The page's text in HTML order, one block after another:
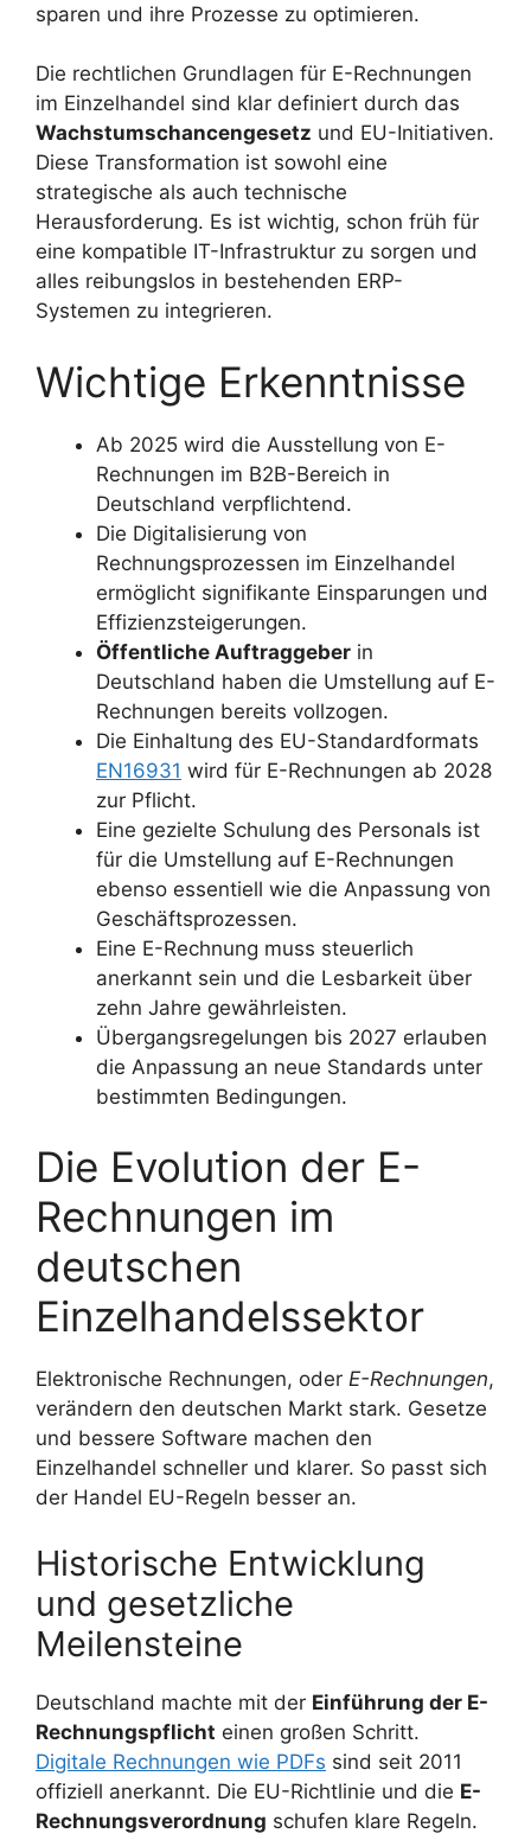
sparen und ihre Prozesse zu optimieren.
Die rechtlichen Grundlagen für E-Rechnungen
im Einzelhandel sind klar definiert durch das
Wachstumschancengesetz und EU-Initiativen.
Diese Transformation ist sowohl eine
strategische als auch technische
Herausforderung. Es ist wichtig, schon früh für
eine kompatible IT-Infrastruktur zu sorgen und
alles reibungslos in bestehenden ERP-
Systemen zu integrieren.
Wichtige Erkenntnisse
Ab 2025 wird die Ausstellung von E-
Rechnungen im B2B-Bereich in
Deutschland verpflichtend.
Die Digitalisierung von
Rechnungsprozessen im Einzelhandel
ermöglicht signifikante Einsparungen und
Effizienzsteigerungen.
Öffentliche Auftraggeber in
Deutschland haben die Umstellung auf E-
Rechnungen bereits vollzogen.
Die Einhaltung des EU-Standardformats
EN16931 wird für E-Rechnungen ab 2028
zur Pflicht.
Eine gezielte Schulung des Personals ist
für die Umstellung auf E-Rechnungen
ebenso essentiell wie die Anpassung von
Geschäftsprozessen.
Eine E-Rechnung muss steuerlich
anerkannt sein und die Lesbarkeit über
zehn Jahre gewährleisten.
Übergangsregelungen bis 2027 erlauben
die Anpassung an neue Standards unter
bestimmten Bedingungen.
Die Evolution der E-
Rechnungen im
deutschen
Einzelhandelssektor
Elektronische Rechnungen, oder E-Rechnungen,
verändern den deutschen Markt stark. Gesetze
und bessere Software machen den
Einzelhandel schneller und klarer. So passt sich
der Handel EU-Regeln besser an.
Historische Entwicklung
und gesetzliche
Meilensteine
Deutschland machte mit der Einführung der E-
Rechnungspflicht einen großen Schritt.
Digitale Rechnungen wie PDFs sind seit 2011
offiziell anerkannt. Die EU-Richtlinie und die E-
Rechnungsverordnung schufen klare Regeln.